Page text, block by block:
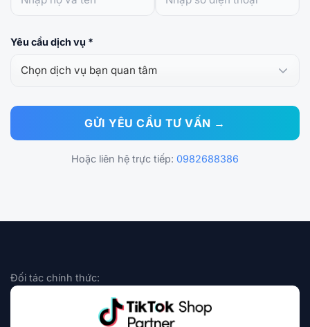
Yêu cầu dịch vụ *
Hoặc liên hệ trực tiếp: 0982688386
Đối tác chính thức: